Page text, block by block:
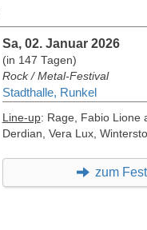
Sa, 02. Januar 2026
(in 147 Tagen)
Rock / Metal-Festival
Stadthalle, Runkel
Line-up: Rage, Fabio Lione
Derdian, Vera Lux,
zum